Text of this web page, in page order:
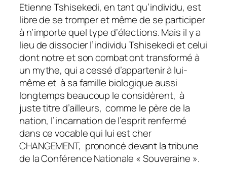
Etienne Tshisekedi, en tant qu’individu, est
libre de se tromper et même de se participer
à n’importe quel type d’élections. Mais il y a
lieu de dissocier l’individu Tshisekedi et celui
dont notre et son combat ont transformé à
un mythe, qui a cessé d’appartenir à lui-
même et à sa famille biologique aussi
longtemps beaucoup le considèrent, à
juste titre d’ailleurs, comme le père de la
nation, l’incarnation de l’esprit renfermé
dans ce vocable qui lui est cher
CHANGEMENT, prononcé devant la tribune
de la Conférence Nationale « Souveraine ».